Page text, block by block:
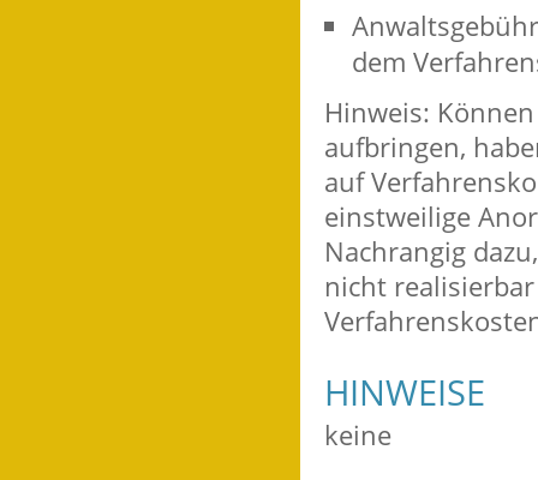
dem
Hinweis:
aufbringen,
auf
einstweilige
Nachrangig
nicht
HINWEISE
keine